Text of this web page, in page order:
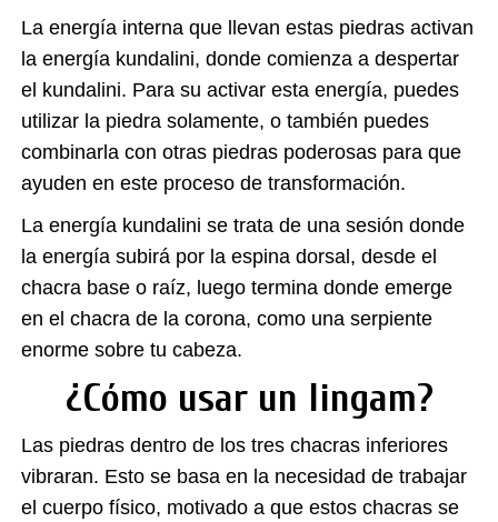
La energía interna que llevan estas piedras activan
la energía kundalini, donde comienza a despertar
el kundalini. Para su activar esta energía, puedes
utilizar la piedra solamente, o también puedes
combinarla con otras piedras poderosas para que
ayuden en este proceso de transformación.
La energía kundalini se trata de una sesión donde
la energía subirá por la espina dorsal, desde el
chacra base o raíz, luego termina donde emerge
en el chacra de la corona, como una serpiente
enorme sobre tu cabeza.
¿Cómo usar un lingam?
Las piedras dentro de los tres chacras inferiores
vibraran. Esto se basa en la necesidad de trabajar
el cuerpo físico, motivado a que estos chacras se